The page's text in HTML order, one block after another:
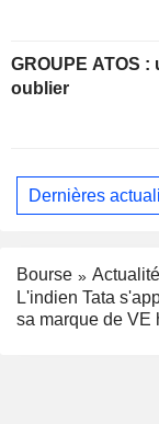
GROUPE ATOS : une nouvelle année à
oublier
Dernières
Bourse
L'indien Tata
sa marque de VE